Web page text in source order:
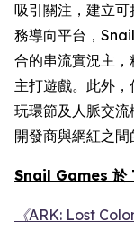
吸引關注，建立
務導向平台，
合的串流實況主
主打遊戲。此外
玩環節及人脈交
開發商與網紅之間
Snail Games 於
《ARK: Lost